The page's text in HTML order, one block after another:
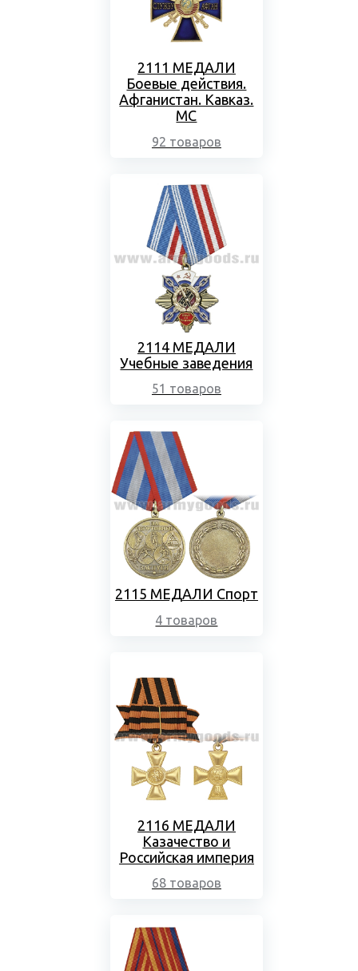
2111 МЕДАЛИ
Боевые действия.
Афганистан. Кавказ.
МС
92 товаров
2114 МЕДАЛИ
Учебные заведения
51 товаров
2115 МЕДАЛИ Спорт
4 товаров
2116 МЕДАЛИ
Казачество и
Российская империя
68 товаров